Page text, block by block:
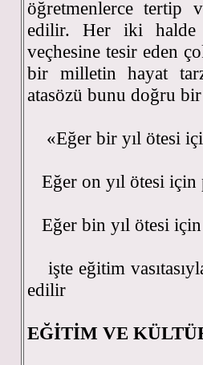
öğretmenlerce tertip
edilir. Her iki halde
veçhesine tesir eden
bir milletin hayat
atasözü bunu doğru
«Eğer bir yıl ötesi
Eğer on yıl ötesi için
Eğer bin yıl ötesi
işte eğitim
edilir
EĞİTİM VE